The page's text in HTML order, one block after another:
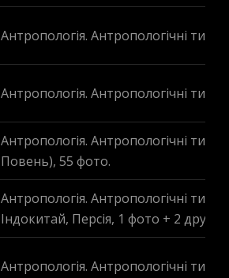
Антропологія. Антропологічні
Антропологія. Антропологічні
Антропологія. Антропологічні
Повень), 55 фото.
Антропологія. Антропологічні типи.
Індокитай, Персія, 1 фото + 2
Антропологія. Антропологічні